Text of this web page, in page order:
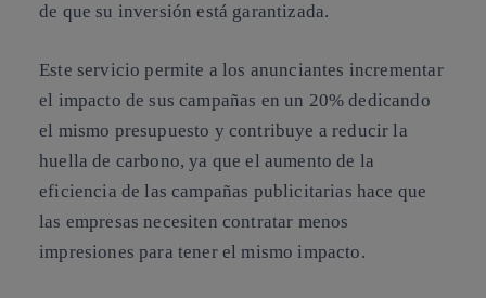
de que su inversión está garantizada.
Este servicio permite a los anunciantes incrementar
el impacto de sus campañas en un 20% dedicando
el mismo presupuesto y contribuye a reducir la
huella de carbono, ya que el aumento de la
eficiencia de las campañas publicitarias hace que
las empresas necesiten contratar menos
impresiones para tener el mismo impacto.